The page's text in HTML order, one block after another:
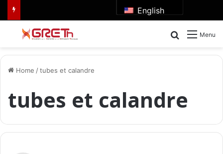
English
Menu
Search for
Home /tubes et calandre
tubes et calandre